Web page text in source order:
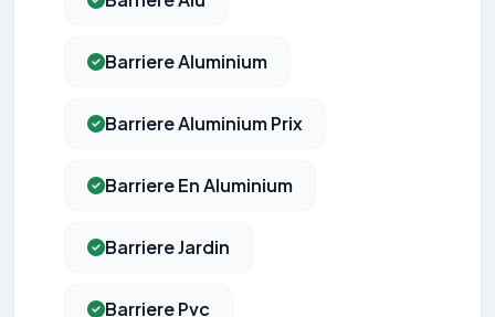
Barriere Aluminium
Barriere Aluminium Prix
Barriere En Aluminium
Barriere Jardin
Barriere Pvc